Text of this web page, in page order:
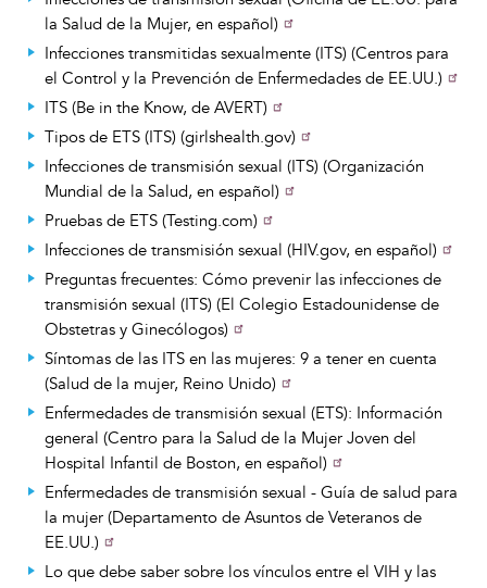
la Salud de la Mujer, en español)
Infecciones transmitidas sexualmente (ITS) (Centros para
el Control y la Prevención de Enfermedades de EE.UU.)
ITS (Be in the Know, de AVERT)
Tipos de ETS (ITS) (girlshealth.gov)
Infecciones de transmisión sexual (ITS) (Organización
Mundial de la Salud, en español)
Pruebas de ETS (Testing.com)
Infecciones de transmisión sexual (HIV.gov, en español)
Preguntas frecuentes: Cómo prevenir las infecciones de
transmisión sexual (ITS) (El Colegio Estadounidense de
Obstetras y Ginecólogos)
Síntomas de las ITS en las mujeres: 9 a tener en cuenta
(Salud de la mujer, Reino Unido)
Enfermedades de transmisión sexual (ETS): Información
general (Centro para la Salud de la Mujer Joven del
Hospital Infantil de Boston, en español)
Enfermedades de transmisión sexual - Guía de salud para
la mujer (Departamento de Asuntos de Veteranos de
EE.UU.)
Lo que debe saber sobre los vínculos entre el VIH y las